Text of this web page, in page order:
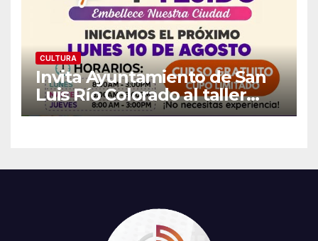
CULTURA
Invita Ayuntamiento de San
Luis Río Colorado al taller
gratuito «Arte, Color y Tejido»